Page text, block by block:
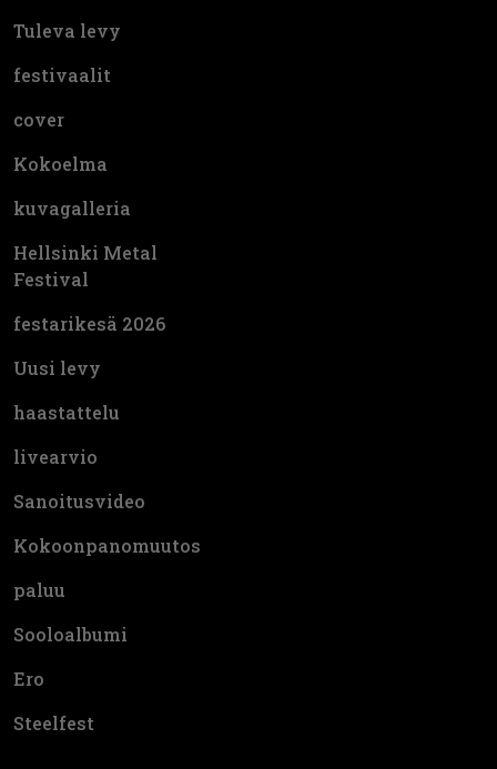
Tuleva levy
festivaalit
cover
Kokoelma
kuvagalleria
Hellsinki Metal
Festival
festarikesä 2026
Uusi levy
haastattelu
livearvio
Sanoitusvideo
Kokoonpanomuutos
paluu
Sooloalbumi
Ero
Steelfest